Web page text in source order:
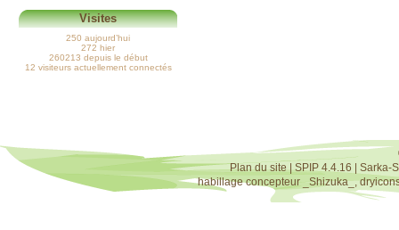
Visites
250 aujourd’hui
272 hier
260213 depuis le début
12 visiteurs actuellement connectés
Plan du site|SPIP 4.4.16
Sarka-
habillage concepteur
_Shizuka_,